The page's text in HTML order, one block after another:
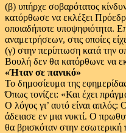
(β) υπήρχε σοβαρότατος
κατόρθωσε να εκλέξει
οποιαδήποτε υποψηφιότητα.
αναμετρήσεων, στις οποίες
(γ) στην περίπτωση κατά την
Βουλή δεν θα κατόρθωνε να
«Ήταν σε πανικό»
Το δημοσίευμα της
Όπως τονίζει: «Και έχει
Ο λόγος γι’ αυτό είναι
άδειασε εν μια νυκτί. Ο
θα βρισκόταν στην εσωτερική